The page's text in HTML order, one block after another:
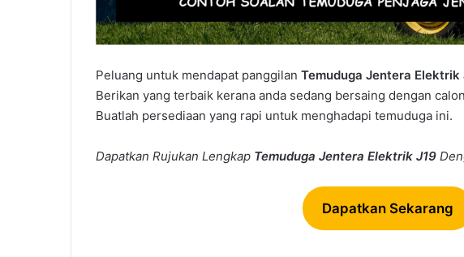
Peluang untuk mendapat panggilan Temuduga Jentera Elektrik
Berikan yang terbaik kerana anda sedang bersaing dengan
Buatlah persediaan yang rapi untuk menghadapi temuduga ini.
Dapatkan Rujukan Lengkap Temuduga Jentera Elektrik J19
Dapatkan Sekarang